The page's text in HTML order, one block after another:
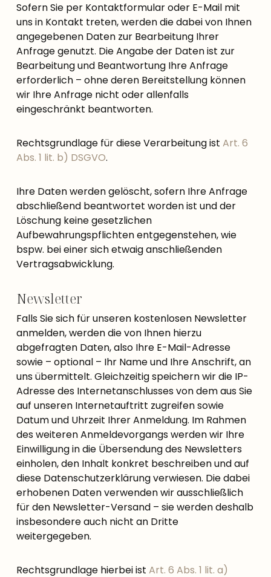
Sofern Sie per Kontaktformular oder E-Mail mit
uns in Kontakt treten, werden die dabei von Ihnen
angegebenen Daten zur Bearbeitung Ihrer
Anfrage genutzt. Die Angabe der Daten ist zur
Bearbeitung und Beantwortung Ihre Anfrage
erforderlich – ohne deren Bereitstellung können
wir Ihre Anfrage nicht oder allenfalls
eingeschränkt beantworten.
Rechtsgrundlage für diese Verarbeitung istArt. 6
Abs. 1 lit. b) DSGVO.
Ihre Daten werden gelöscht, sofern Ihre Anfrage
abschließend beantwortet worden ist und der
Löschung keine gesetzlichen
Aufbewahrungspflichten entgegenstehen, wie
bspw. bei einer sich etwaig anschließenden
Vertragsabwicklung.
Newsletter
Falls Sie sich für unseren kostenlosen Newsletter
anmelden, werden die von Ihnen hierzu
abgefragten Daten, also Ihre E-Mail-Adresse
sowie – optional – Ihr Name und Ihre Anschrift, an
uns übermittelt. Gleichzeitig speichern wir die IP-
Adresse des Internetanschlusses von dem aus Sie
auf unseren Internetauftritt zugreifen sowie
Datum und Uhrzeit Ihrer Anmeldung. Im Rahmen
des weiteren Anmeldevorgangs werden wir Ihre
Einwilligung in die Übersendung des Newsletters
einholen, den Inhalt konkret beschreiben und auf
diese Datenschutzerklärung verwiesen. Die dabei
erhobenen Daten verwenden wir ausschließlich
für den Newsletter-Versand – sie werden deshalb
insbesondere auch nicht an Dritte
weitergegeben.
Rechtsgrundlage hierbei istArt. 6 Abs. 1 lit. a)